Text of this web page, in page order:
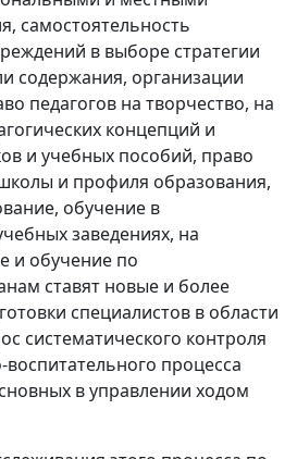
самостоятельность
в выборе стратегии
содержания, организации
педагогов на творчество, на
концепций и
и учебных пособий, право
и профиля образования,
обучение в
заведениях, на
и обучение по
ставят новые и более
специалистов в области
систематического контроля
процесса
в управлении ходом